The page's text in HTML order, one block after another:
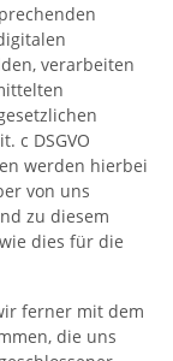
verarbeiten
c DSGVO
werden hierbei
von uns
zu diesem
dies für die
ferner mit dem
die uns